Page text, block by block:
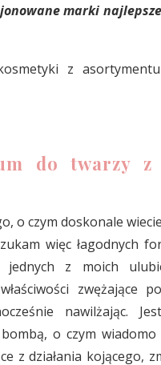
marki
z
do twarzy z
o czym doskonale
więc łagodnych
jednych z moich
zwężające
nawilżając.
o czym
z działania kojącego,